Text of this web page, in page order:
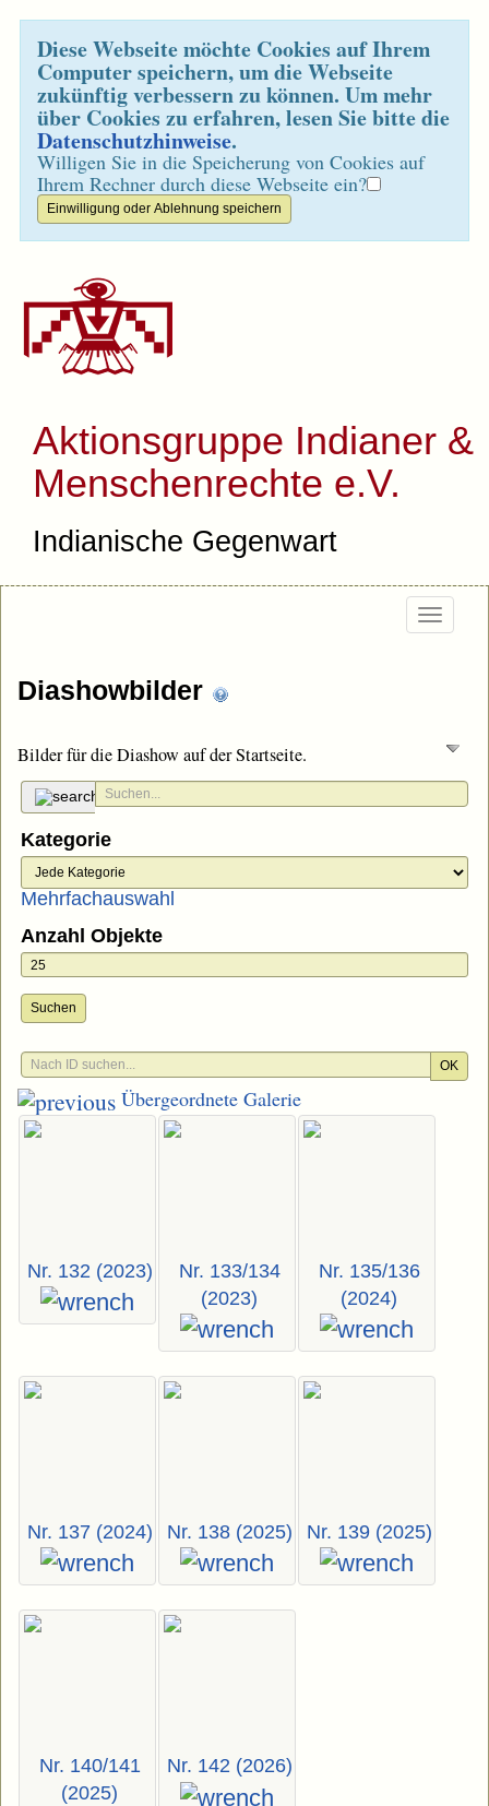
Diese Webseite möchte Cookies auf Ihrem
Computer speichern, um die Webseite
zukünftig verbessern zu können. Um mehr
über Cookies zu erfahren, lesen Sie bitte die
Datenschutzhinweise.
Willigen Sie in die Speicherung von Cookies auf
Ihrem Rechner durch diese Webseite ein?
Aktionsgruppe Indianer &
Menschenrechte e.V.
Indianische Gegenwart
Diashowbilder
Bilder für die Diashow auf der Startseite.
Kategorie
Mehrfachauswahl
Anzahl Objekte
Suchen
OK
Übergeordnete Galerie
Nr. 132 (2023)
Nr. 133/134
(2023)
Nr. 135/136
(2024)
Nr. 137 (2024) Nr. 138 (2025) Nr. 139 (2025)
Nr. 140/141
(2025)
Nr. 142 (2026)